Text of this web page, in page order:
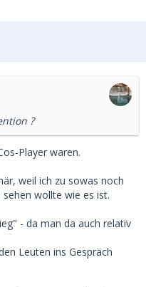
?
Player waren.
weil ich zu sowas noch
wollte wie es ist.
- da man da auch relativ
Leuten ins Gespräch